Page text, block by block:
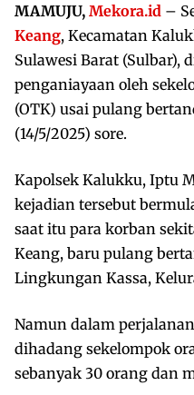
MAMUJU, Mekora.id –
Keang, Kecamatan
Sulawesi Barat (Sulbar),
penganiayaan oleh
(OTK) usai pulang
(14/5/2025) sore.
Kapolsek Kalukku, Iptu
kejadian tersebut
saat itu para korban
Keang, baru pulang
Lingkungan Kassa,
Namun dalam
dihadang sekelompok
sebanyak 30 orang dan